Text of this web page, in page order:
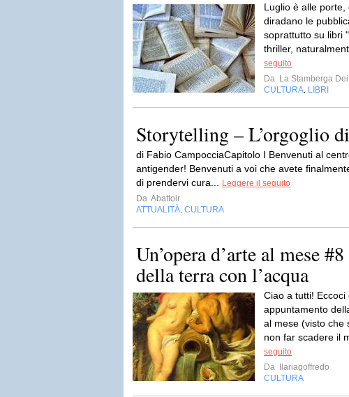
Luglio è alle porte,
diradano le
soprattutto su libri
thriller,
seguito
Da La Stamberga
CULTURA LIBRI
Storytelling – L’orgoglio
di Fabio CampocciaCapitolo I Benvenuti al
antigender! Benvenuti a voi che avete
di prendervi cura...
Leggere il seguito
Da Abattoir
ATTUALITÀ CULTURA
Un’opera d’arte al mese
della terra con l’acqua
Ciao a tutti!
appuntamento
al mese (visto che
non far scadere il
seguito
Da
Ilariagoffredo
CULTURA